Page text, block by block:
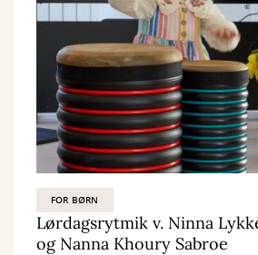
FOR BØRN
Lørdagsrytmik v. Ninna
og Nanna Khoury Sabroe